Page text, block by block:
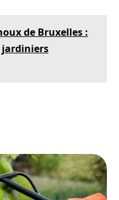
de Bruxelles :
jardiniers